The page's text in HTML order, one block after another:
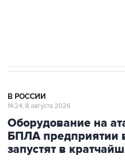
В РОССИИ
14:24, 8 августа 2026
Оборудование на
БПЛА предприятии
запустят в